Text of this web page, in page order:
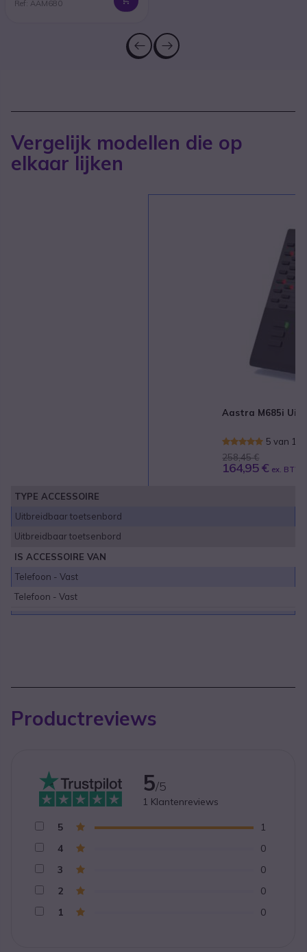
Ref: AAM680
Vergelijk modellen die op
elkaar lijken
Aastra M685i
5 van 1
258,45 €
164,95 € ex. BTW
TYPE ACCESSOIRE
Uitbreidbaar toetsenbord
Uitbreidbaar toetsenbord
IS ACCESSOIRE VAN
Telefoon - Vast
Telefoon - Vast
Productreviews
5/5
1 Klantenreviews
5
1
4
0
3
0
2
0
1
0